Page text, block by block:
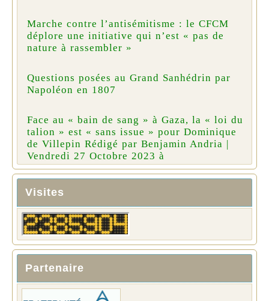
Marche contre l’antisémitisme : le CFCM
déplore une initiative qui n’est « pas de
nature à rassembler »
Questions posées au Grand Sanhédrin par
Napoléon en 1807
Face au « bain de sang » à Gaza, la « loi du
talion » est « sans issue » pour Dominique
de Villepin Rédigé par Benjamin Andria |
Vendredi 27 Octobre 2023 à
Visites
Partenaire